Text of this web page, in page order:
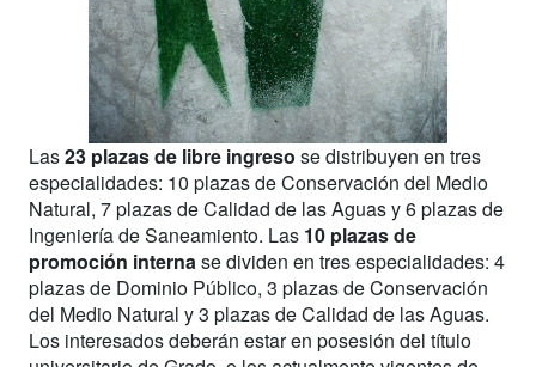
Las23 plazas de libre ingreso se distribuyen en tres
especialidades: 10 plazas de Conservación del Medio
Natural, 7 plazas de Calidad de las Aguas y 6 plazas de
Ingeniería de Saneamiento. Las 10 plazas de
promoción internase dividen en tres especialidades: 4
plazas de Dominio Público, 3 plazas de Conservación
del Medio Natural y 3 plazas de Calidad de las Aguas.
Los interesados deberán estar en posesión del título